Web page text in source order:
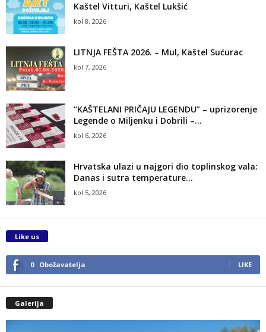
Kaštel Vitturi, Kaštel Lukšić
kol 8, 2026
LITNJA FEŠTA 2026. – Mul, Kaštel Sućurac
kol 7, 2026
“KAŠTELANI PRIČAJU LEGENDU” – uprizorenje
Legende o Miljenku i Dobrili –...
kol 6, 2026
Hrvatska ulazi u najgori dio toplinskog vala:
Danas i sutra temperature...
kol 5, 2026
Like us
0 Obožavatelja LIKE
Galerija